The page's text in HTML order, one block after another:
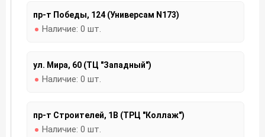
пр-т Победы, 124 (Универсам N173)
Наличие: 0 шт.
ул. Мира, 60 (ТЦ "Западный")
Наличие: 0 шт.
пр-т Строителей, 1В (ТРЦ "Коллаж")
Наличие: 0 шт.